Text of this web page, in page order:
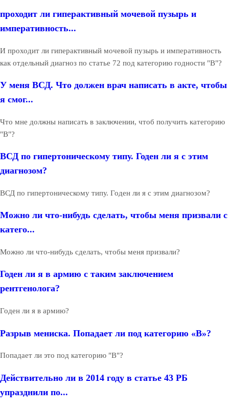
проходит ли гиперактивный мочевой пузырь и
императивность...
И проходит ли гиперактивный мочевой пузырь и императивность
как отдельный диагноз по статье 72 под категорию годности "В"?
У меня ВСД. Что должен врач написать в акте, чтобы
я смог...
Что мне должны написать в заключении, чтоб получить категорию
"В"?
ВСД по гипертоническому типу. Годен ли я с этим
диагнозом?
ВСД по гипертоническому типу. Годен ли я с этим диагнозом?
Можно ли что-нибудь сделать, чтобы меня призвали с
катего...
Можно ли что-нибудь сделать, чтобы меня призвали?
Годен ли я в армию с таким заключением
рентгенолога?
Годен ли я в армию?
Разрыв мениска. Попадает ли под категорию «В»?
Попадает ли это под категорию "B"?
Действительно ли в 2014 году в статье 43 РБ
упразднили по...